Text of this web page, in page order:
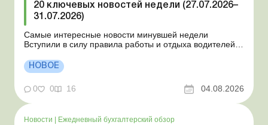
20 ключевых новостей недели (27.07.2026–
31.07.2026)
Самые интересные новости минувшей недели
Вступили в силу правила работы и отдыха водителей
положении Для сельхозпредприятий и ФЛП введены
новые разовые статистические формы Со 2 августа
изменяется порядок зачисления отдельных периодов
работы в стр...
НОВОЕ
0 0 16 04.08.2026
Новости Ежедневный бухгалтерский обзор